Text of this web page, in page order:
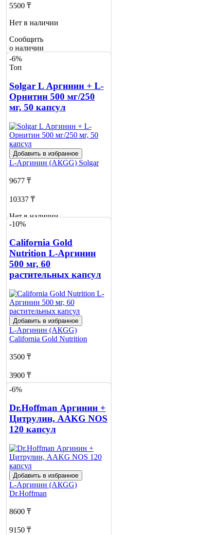
5500 ₸
Нет в наличии
Сообщить
о наличии
-6%
Топ
Solgar L Аргинин + L-
Орнитин 500 мг/250
мг, 50 капсул
Добавить в избранное
L-Аргинин (АКGG) Solgar
9677 ₸
10337 ₸
Нет в наличии
о наличии
-10%
California Gold
Nutrition L-Аргинин
500 мг, 60
растительных капсул
Добавить в избранное
L-Аргинин (АКGG)
California Gold Nutrition
3500 ₸
3900 ₸
Нет в наличии
Сообщить
о наличии
-6%
Dr.Hoffman Аргинин +
Цитрулин, AAKG NOS
120 капсул
Добавить в избранное
L-Аргинин (АКGG)
Dr.Hoffman
8600 ₸
9150 ₸